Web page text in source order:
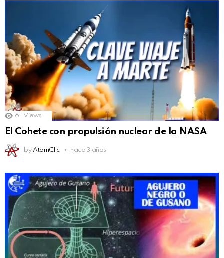
61 Views
El Cohete con propulsión nuclear de la NASA
by AtomClic hace 3 años